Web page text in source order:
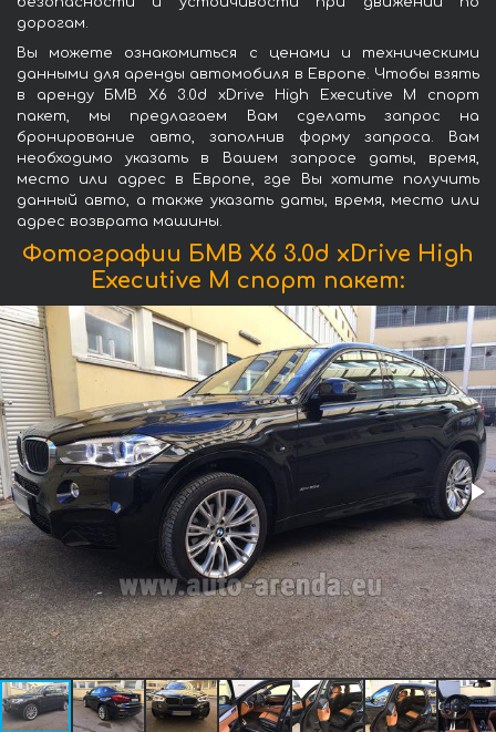
дорогам.
Вы можете ознакомиться с ценами и техническими
данными для аренды автомобиля в Европе. Чтобы взять
в аренду БМВ X6 3.0d xDrive High Executive M спорт
пакет, мы предлагаем Вам сделать запрос на
бронирование авто, заполнив форму запроса. Вам
необходимо указать в Вашем запросе даты, время,
место или адрес в Европе, где Вы хотите получить
данный авто, а также указать даты, время, место или
адрес возврата машины.
Фотографии БМВ X6 3.0d xDrive High
Executive M спорт пакет: